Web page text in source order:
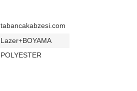
tabancakabzesi.com
Lazer+BOYAMA
POLYESTER